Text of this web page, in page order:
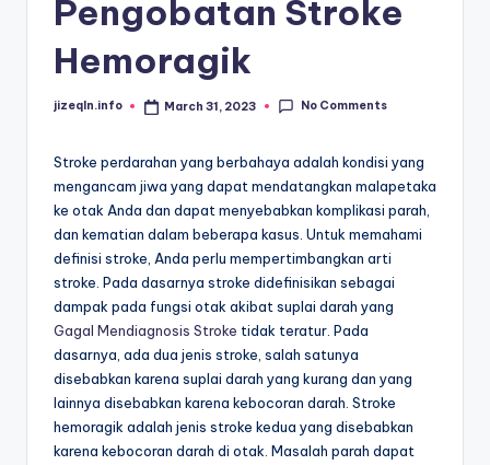
Pengobatan Stroke
Hemoragik
Posted
jizeqln.info March 31, 2023 No Comments
Stroke perdarahan yang berbahaya adalah kondisi yang
mengancam jiwa yang dapat mendatangkan malapetaka
ke otak Anda dan dapat menyebabkan komplikasi parah,
dan kematian dalam beberapa kasus. Untuk memahami
definisi stroke, Anda perlu mempertimbangkan arti
stroke. Pada dasarnya stroke didefinisikan sebagai
dampak pada fungsi otak akibat suplai darah yang
Gagal Mendiagnosis Stroke tidak teratur. Pada
dasarnya, ada dua jenis stroke, salah satunya
disebabkan karena suplai darah yang kurang dan yang
lainnya disebabkan karena kebocoran darah. Stroke
hemoragik adalah jenis stroke kedua yang disebabkan
karena kebocoran darah di otak. Masalah parah dapat